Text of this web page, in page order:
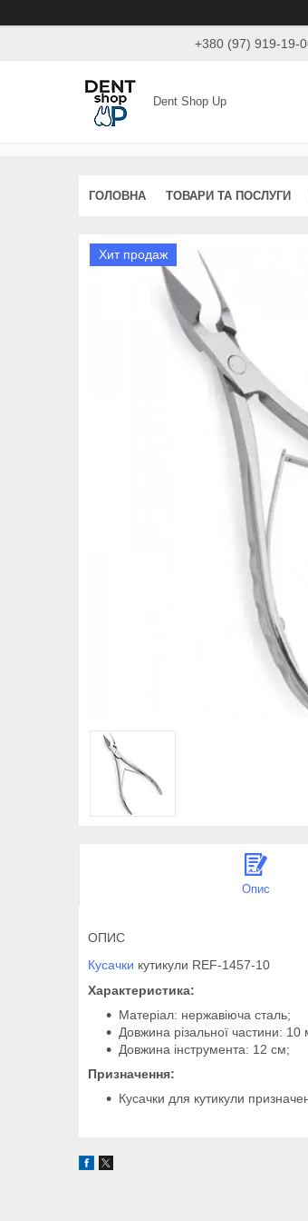
+380 (97) 919-19-
Dent Shop Up
ГОЛОВНА ТОВАРИ ТА ПОСЛУГИ
Хит продаж
Опис
ОПИС
Кусачки кутикули REF-1457-10
Характеристика:
Матеріал: нержавіюча сталь;
Довжина різальної частини: 10
Довжина інструмента: 12 см;
Призначення:
Кусачки для кутикули